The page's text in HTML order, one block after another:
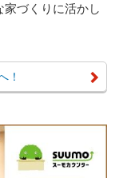
づくりに活かし
！